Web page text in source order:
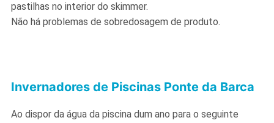
pastilhas no interior do skimmer.
Não há problemas de sobredosagem de produto.
Invernadores de Piscinas Ponte da Barca
Ao dispor da água da piscina dum ano para o seguinte